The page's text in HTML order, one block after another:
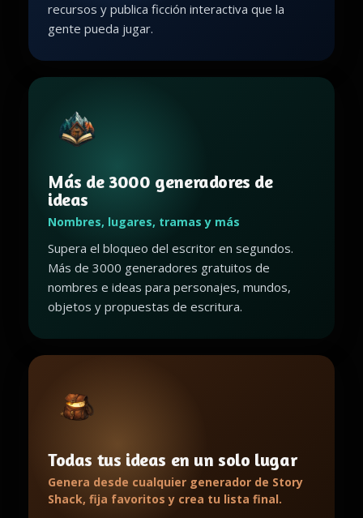
recursos y publica ficción interactiva que la
gente pueda jugar.
Más de 3000 generadores de
ideas
Nombres, lugares, tramas y más
Supera el bloqueo del escritor en segundos.
Más de 3000 generadores gratuitos de
nombres e ideas para personajes, mundos,
objetos y propuestas de escritura.
Todas tus ideas en un solo lugar
Genera desde cualquier generador de Story
Shack, fija favoritos y crea tu lista final.